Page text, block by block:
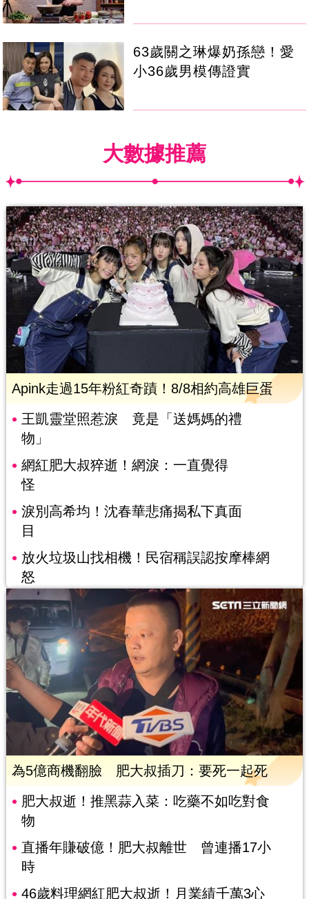
63歲關之琳爆奶孫戀！愛
小36歲男模傳證實
大數據推薦
Apink走過15年粉紅奇蹟！8/8相約高雄巨蛋
王凱靈堂照惹淚 竟是「送媽媽的禮
物」
網紅肥大叔猝逝！網淚：一直覺得
怪
淚別高希均！沈春華悲痛揭私下真面
目
放火垃圾山找相機！民宿稱誤認按摩棒網
怒
為5億商機翻臉 肥大叔插刀：要死一起死
肥大叔逝！推黑蒜入菜：吃藥不如吃對食
物
直播年賺破億！肥大叔離世 曾連播17小
時
46歲料理網紅肥大叔逝！月業績千萬3心